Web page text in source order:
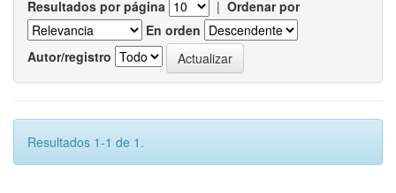
Resultados por página | Ordenar por
En orden
Autor/registro
Resultados 1-1 de 1.